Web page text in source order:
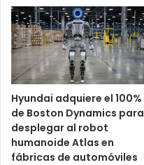
Hyundai adquiere el 100%
de Boston Dynamics para
desplegar al robot
humanoide Atlas en
fábricas de automóviles